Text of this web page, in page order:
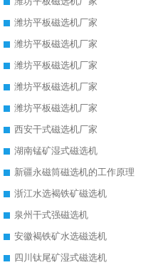
潍坊平板磁选机厂家
潍坊平板磁选机厂家
潍坊平板磁选机厂家
潍坊平板磁选机厂家
潍坊平板磁选机厂家
西安干式磁选机厂家
湖南锰矿湿式磁选机
新疆永磁筒磁选机的工作原理
浙江水选褐铁矿磁选机
泉州干式强磁选机
安徽褐铁矿水选磁选机
四川钛尾矿湿式磁选机